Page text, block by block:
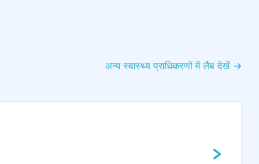
अन्य स्वास्थ्य प्राधिकरणों में लैब देखें →